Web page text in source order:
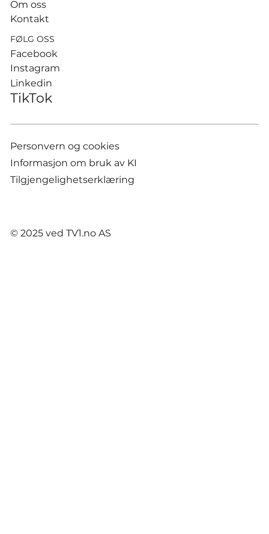
Om oss
Kontakt
FØLG OSS
Facebook
Instagram
Linkedin
TikTok
Personvern og cookies
Informasjon om bruk av KI
Tilgjengelighetserklæring
© 2025 ved TV1.no AS